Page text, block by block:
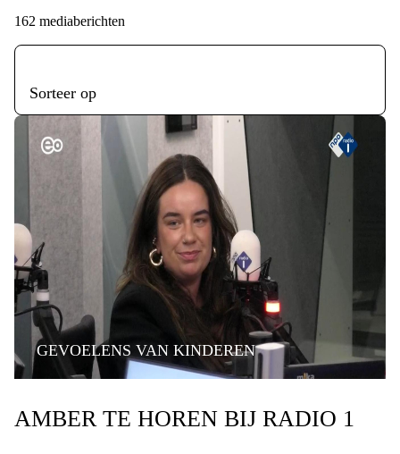
162 mediaberichten
Sorteer op
GEVOELENS VAN KINDEREN
KINDPERSPECTIEF
AMBER TE HOREN BIJ RADIO 1